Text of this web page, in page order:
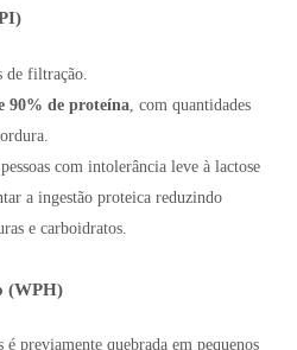
de filtração.
90% de proteína , com quantidades
com intolerância leve à lactose
a ingestão proteica reduzindo
e carboidratos.
(WPH)
previamente quebrada em pequenos